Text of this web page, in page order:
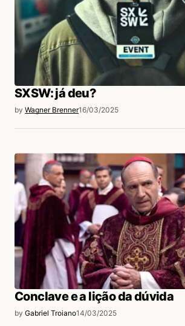
SXSW: já deu?
by Wagner Brenner16/03/2025
Conclave e a lição da dúvida
by Gabriel Troiano14/03/2025